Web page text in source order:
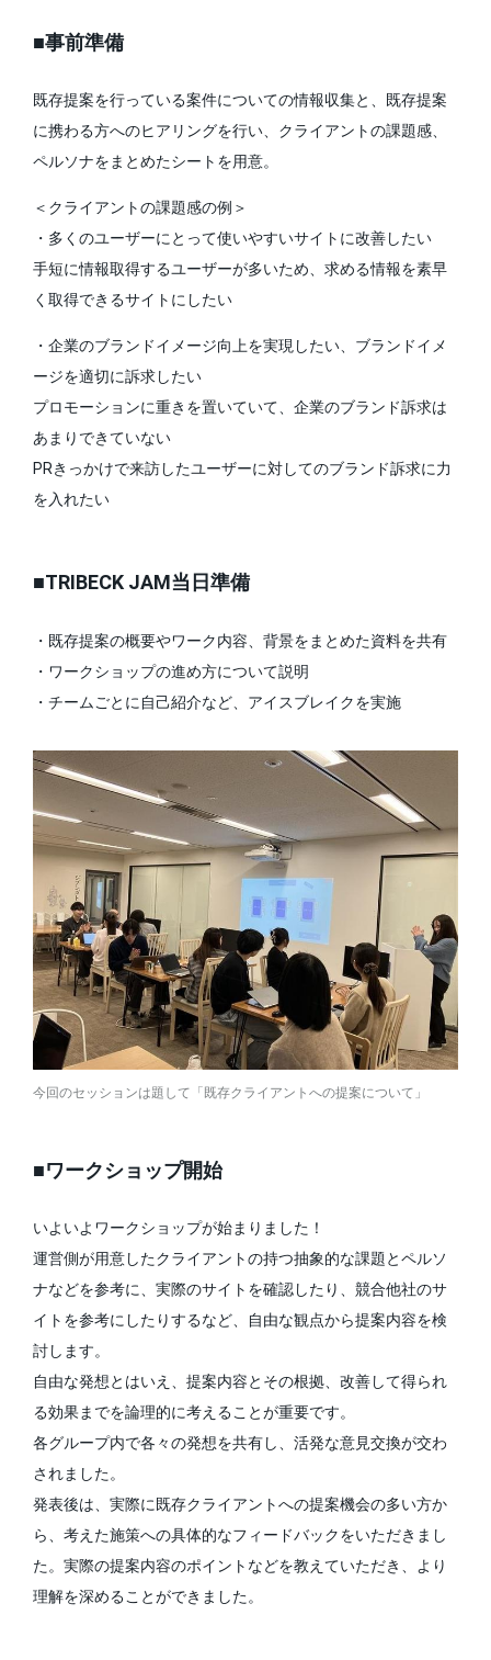
■事前準備
既存提案を行っている案件についての情報収集と、既存提案
に携わる方へのヒアリングを行い、クライアントの課題感、
ペルソナをまとめたシートを用意。
＜クライアントの課題感の例＞
・多くのユーザーにとって使いやすいサイトに改善したい
手短に情報取得するユーザーが多いため、求める情報を素早
く取得できるサイトにしたい
・企業のブランドイメージ向上を実現したい、ブランドイメ
ージを適切に訴求したい
プロモーションに重きを置いていて、企業のブランド訴求は
あまりできていない
PRきっかけで来訪したユーザーに対してのブランド訴求に力
を入れたい
■TRIBECK JAM当日準備
・既存提案の概要やワーク内容、背景をまとめた資料を共有
・ワークショップの進め方について説明
・チームごとに自己紹介など、アイスブレイクを実施
今回のセッションは題して「既存クライアントへの提案について」
■ワークショップ開始
いよいよワークショップが始まりました！
運営側が用意したクライアントの持つ抽象的な課題とペルソ
ナなどを参考に、実際のサイトを確認したり、競合他社のサ
イトを参考にしたりするなど、自由な観点から提案内容を検
討します。
自由な発想とはいえ、提案内容とその根拠、改善して得られ
る効果までを論理的に考えることが重要です。
各グループ内で各々の発想を共有し、活発な意見交換が交わ
されました。
発表後は、実際に既存クライアントへの提案機会の多い方か
ら、考えた施策への具体的なフィードバックをいただきまし
た。実際の提案内容のポイントなどを教えていただき、より
理解を深めることができました。